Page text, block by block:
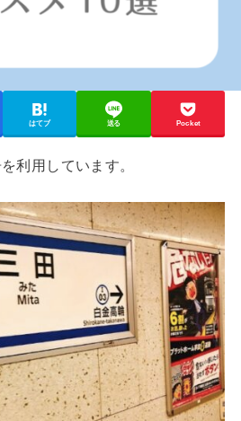
はてブ 送る Pocket
利用しています。